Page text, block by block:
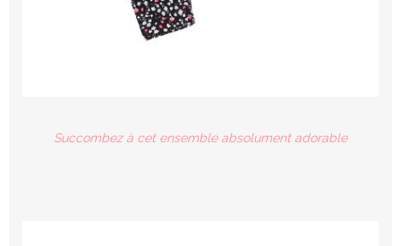
Succombez à cet ensemble absolument adorable